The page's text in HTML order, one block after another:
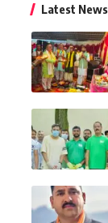
Latest News